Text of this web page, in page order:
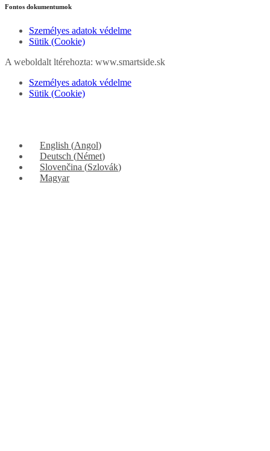
Fontos dokumentumok
Személyes adatok védelme
Sütik (Cookie)
A weboldalt ltérehozta: www.smartside.sk
Személyes adatok védelme
Sütik (Cookie)
English (Angol)
Deutsch (Német)
Slovenčina (Szlovák)
Magyar